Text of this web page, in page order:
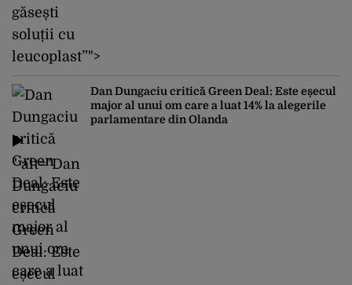
găsești
soluții cu
leucoplast”">
" alt="Dan
Dungaciu
critică
Green
Deal: Este
eșecul
Dan Dungaciu critică Green Deal: Este eșecul
major al unui om care a luat 14% la alegerile
parlamentare din Olanda